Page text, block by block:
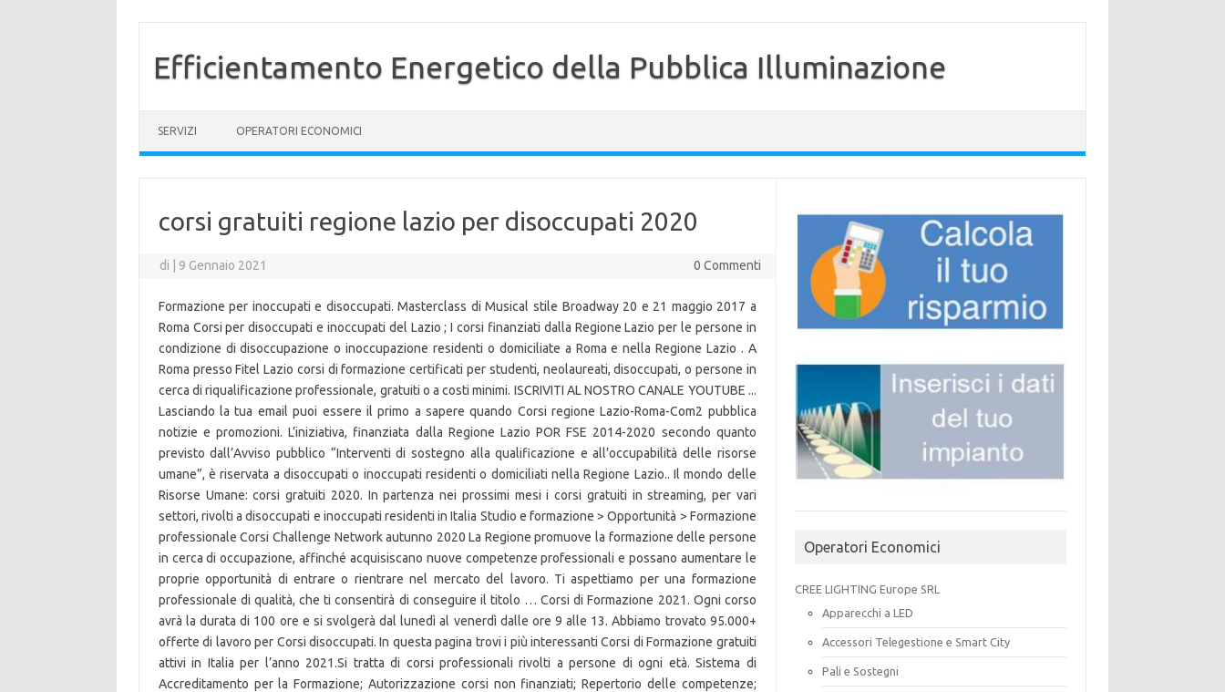
Efficientamento Energetico della Pubblica Illuminazione
SERVIZI OPERATORI ECONOMICI
corsi gratuiti regione lazio per disoccupati 2020
di 9 Gennaio 2021 0 Commenti
Formazione per inoccupati e disoccupati. Masterclass di Musical stile Broadway 20 e 21 maggio 2017 a
Roma Corsi per disoccupati e inoccupati del Lazio ; I corsi finanziati dalla Regione Lazio per le persone in
condizione di disoccupazione o inoccupazione residenti o domiciliate a Roma e nella Regione Lazio . A
Roma presso Fitel Lazio corsi di formazione certificati per studenti, neolaureati, disoccupati, o persone in
cerca di riqualificazione professionale, gratuiti o a costi minimi. ISCRIVITI AL NOSTRO CANALE YOUTUBE ...
Lasciando la tua email puoi essere il primo a sapere quando Corsi regione Lazio-Roma-Com2 pubblica
notizie e promozioni. L’iniziativa, finanziata dalla Regione Lazio POR FSE 2014-2020 secondo quanto
previsto dall’Avviso pubblico “Interventi di sostegno alla qualificazione e all’occupabilità delle risorse
umane”, è riservata a disoccupati o inoccupati residenti o domiciliati nella Regione Lazio.. Il mondo delle
Risorse Umane: corsi gratuiti 2020. In partenza nei prossimi mesi i corsi gratuiti in streaming, per vari
settori, rivolti a disoccupati e inoccupati residenti in Italia Studio e formazione > Opportunità > Formazione
professionale Corsi Challenge Network autunno 2020 La Regione promuove la formazione delle persone
in cerca di occupazione, affinché acquisiscano nuove competenze professionali e possano aumentare le
proprie opportunità di entrare o rientrare nel mercato del lavoro. Ti aspettiamo per una formazione
professionale di qualità, che ti consentirà di conseguire il titolo … Corsi di Formazione 2021. Ogni corso
avrà la durata di 100 ore e si svolgerà dal lunedì al venerdì dalle ore 9 alle 13. Abbiamo trovato 95.000+
offerte di lavoro per Corsi disoccupati. In questa pagina trovi i più interessanti Corsi di Formazione gratuiti
attivi in Italia per l’anno 2021.Si tratta di corsi professionali rivolti a persone di ogni età. Sistema di
Accreditamento per la Formazione; Autorizzazione corsi non finanziati; Repertorio delle competenze;
Operatori Economici
CREE LIGHTING Europe SRL
Apparecchi a LED
Accessori Telegestione e Smart City
Pali e Sostegni